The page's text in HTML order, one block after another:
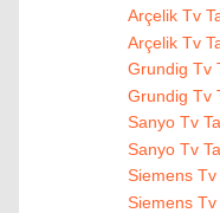
Arçelik Tv
Arçelik Tv
Grundig Tv
Grundig Tv
Sanyo Tv
Sanyo Tv
Siemens Tv
Siemens Tv